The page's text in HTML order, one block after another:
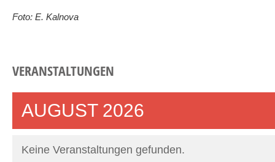
Foto: E. Kalnova
VERANSTALTUNGEN
AUGUST 2026
Keine Veranstaltungen gefunden.